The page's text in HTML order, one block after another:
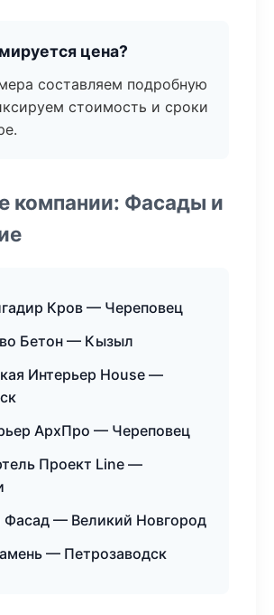
цена?
составляем подробную
стоимость и сроки
компании: Фасады и
Кров — Череповец
Бетон — Кызыл
Интерьер House —
АрхПро — Череповец
Проект Line —
Фасад — Великий Новгород
— Петрозаводск